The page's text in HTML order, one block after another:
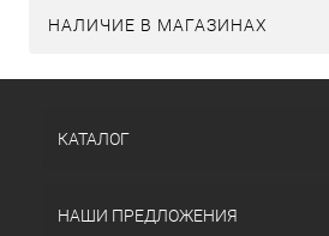
НАЛИЧИЕ В МАГАЗИНАХ
КАТАЛОГ
НАШИ ПРЕДЛОЖЕНИЯ